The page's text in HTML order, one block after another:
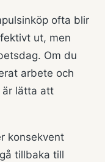
ofta blir
ut, men
Om du
arbete och
är lätta att
konsekvent
tillbaka till